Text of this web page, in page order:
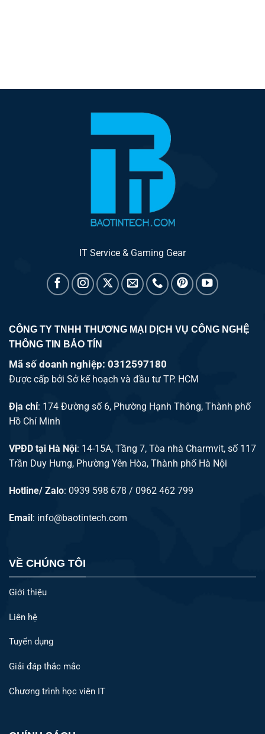
IT Service & Gaming Gear
CÔNG TY TNHH THƯƠNG MẠI DỊCH VỤ CÔNG NGHỆ
THÔNG TIN BẢO TÍN
Mã số doanh nghiệp: 0312597180
Được cấp bởi Sở kế hoạch và đầu tư TP. HCM
Địa chỉ: 174 Đường số 6, Phường Hạnh Thông, Thành phố
Hồ Chí Minh
VPĐD tại Hà Nội: 14-15A, Tầng 7, Tòa nhà Charmvit, số 117
Trần Duy Hưng, Phường Yên Hòa, Thành phố Hà Nội
Hotline/ Zalo: 0939 598 678 / 0962 462 799
Email: info@baotintech.com
VỀ CHÚNG TÔI
Giới thiệu
Liên hệ
Tuyển dụng
Giải đáp thắc mắc
Chương trình học viên IT